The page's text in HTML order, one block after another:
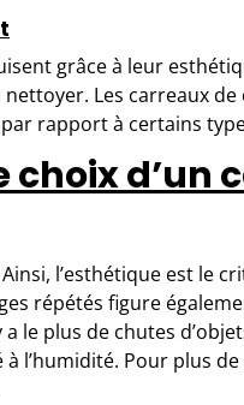
grâce à leur
Les carreaux
rapport à certains
choix d’un
l’esthétique est le
répétés figure
le plus de chutes
l’humidité. Pour plus